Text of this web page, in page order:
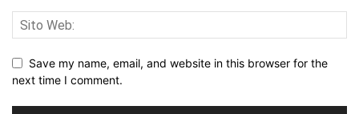
Save my name, email, and website in this browser for the
next time I comment.